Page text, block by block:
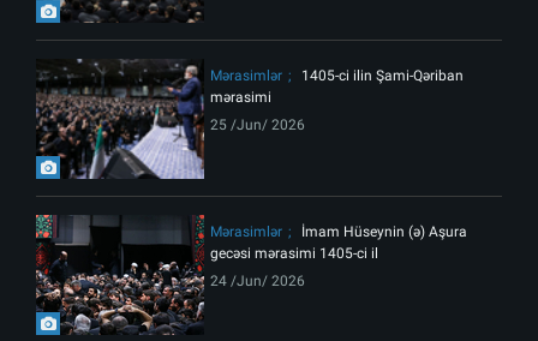
Mərasimlər
1405-ci ilin Şami-Qəriban
mərasimi
25 /Jun/ 2026
Mərasimlər
İmam Hüseynin (ə) Aşura
gecəsi mərasimi 1405-ci il
24 /Jun/ 2026